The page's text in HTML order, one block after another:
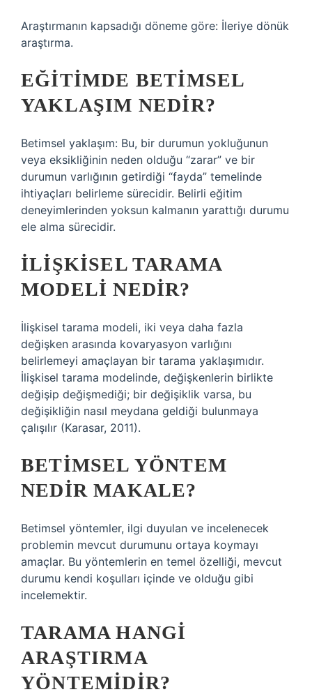
Araştırmanın kapsadığı döneme göre: İleriye dönük
araştırma.
EĞITIMDE BETIMSEL
YAKLAŞIM NEDIR?
Betimsel yaklaşım: Bu, bir durumun yokluğunun
veya eksikliğinin neden olduğu “zarar” ve bir
durumun varlığının getirdiği “fayda” temelinde
ihtiyaçları belirleme sürecidir. Belirli eğitim
deneyimlerinden yoksun kalmanın yarattığı durumu
ele alma sürecidir.
İLIŞKISEL TARAMA
MODELI NEDIR?
İlişkisel tarama modeli, iki veya daha fazla
değişken arasında kovaryasyon varlığını
belirlemeyi amaçlayan bir tarama yaklaşımıdır.
İlişkisel tarama modelinde, değişkenlerin birlikte
değişip değişmediği; bir değişiklik varsa, bu
değişikliğin nasıl meydana geldiği bulunmaya
çalışılır (Karasar, 2011).
BETIMSEL YÖNTEM
NEDIR MAKALE?
Betimsel yöntemler, ilgi duyulan ve incelenecek
problemin mevcut durumunu ortaya koymayı
amaçlar. Bu yöntemlerin en temel özelliği, mevcut
durumu kendi koşulları içinde ve olduğu gibi
incelemektir.
TARAMA HANGI
ARAŞTIRMA
YÖNTEMIDIR?